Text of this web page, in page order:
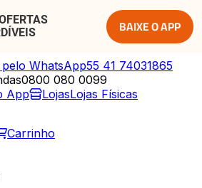
BAIXE O APP
WhatsApp55 41 74031865
0800 080 0099
App LojasLojas Físicas
Carrinho